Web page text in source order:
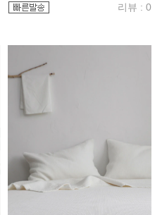
리뷰 : 0